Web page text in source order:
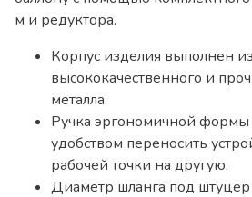
м и редуктора.
Корпус изделия выполнен из
высококачественного и
металла.
Ручка эргономичной формы
удобством переносить
рабочей точки на другую.
Диаметр шланга под